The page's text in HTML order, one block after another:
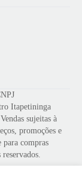
Itapetininga
sujeitas à
promoções e
para compras